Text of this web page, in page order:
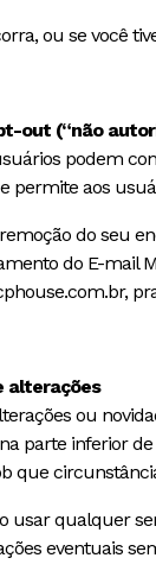
ou se você
out (“não
podem
permite aos
do seu
do E-mail
alterações
ou
parte inferior de
que
usar qualquer
eventuais